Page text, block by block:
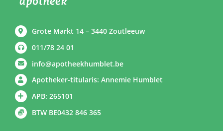
Grote Markt 14 – 3440 Zoutleeuw
011/78 24 01
info@apotheekhumblet.be
Apotheker-titularis: Annemie Humblet
APB: 265101
BTW BE0432 846 365